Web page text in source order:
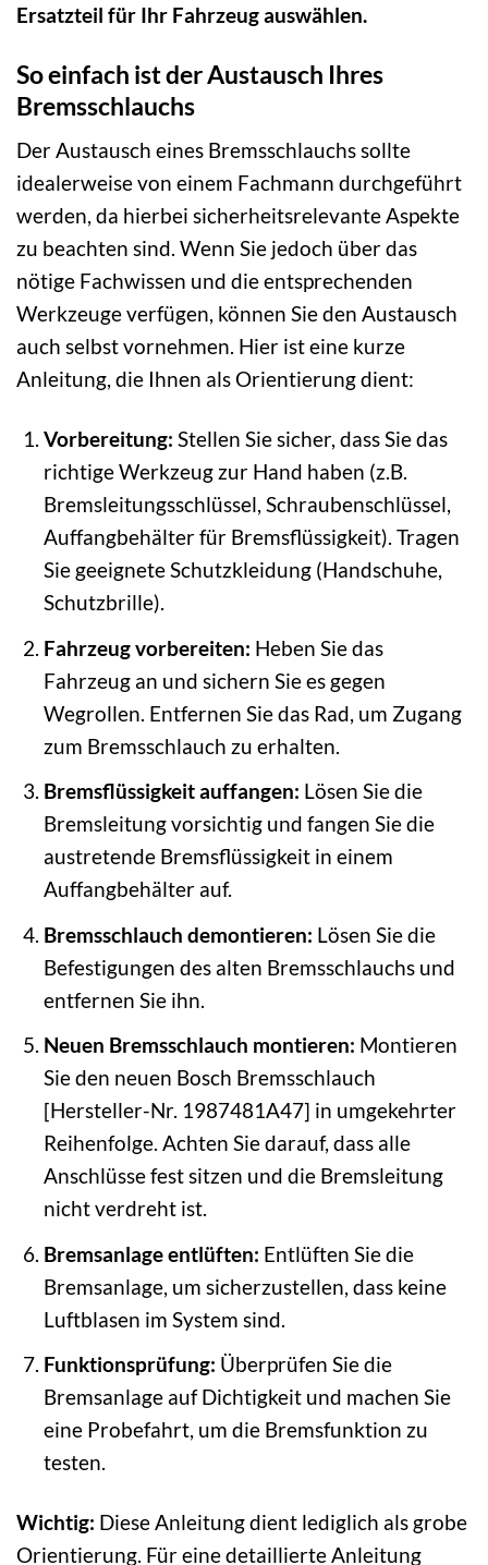
Ersatzteil für Ihr Fahrzeug auswählen.
So einfach ist der Austausch Ihres
Bremsschlauchs
Der Austausch eines Bremsschlauchs sollte
idealerweise von einem Fachmann durchgeführt
werden, da hierbei sicherheitsrelevante Aspekte
zu beachten sind. Wenn Sie jedoch über das
nötige Fachwissen und die entsprechenden
Werkzeuge verfügen, können Sie den Austausch
auch selbst vornehmen. Hier ist eine kurze
Anleitung, die Ihnen als Orientierung dient:
Vorbereitung: Stellen Sie sicher, dass Sie das
richtige Werkzeug zur Hand haben (z.B.
Bremsleitungsschlüssel, Schraubenschlüssel,
Auffangbehälter für Bremsflüssigkeit). Tragen
Sie geeignete Schutzkleidung (Handschuhe,
Schutzbrille).
Fahrzeug vorbereiten: Heben Sie das
Fahrzeug an und sichern Sie es gegen
Wegrollen. Entfernen Sie das Rad, um Zugang
zum Bremsschlauch zu erhalten.
Bremsflüssigkeit auffangen: Lösen Sie die
Bremsleitung vorsichtig und fangen Sie die
austretende Bremsflüssigkeit in einem
Auffangbehälter auf.
Bremsschlauch demontieren: Lösen Sie die
Befestigungen des alten Bremsschlauchs und
entfernen Sie ihn.
Neuen Bremsschlauch montieren: Montieren
Sie den neuen Bosch Bremsschlauch
[Hersteller-Nr. 1987481A47] in umgekehrter
Reihenfolge. Achten Sie darauf, dass alle
Anschlüsse fest sitzen und die Bremsleitung
nicht verdreht ist.
Bremsanlage entlüften: Entlüften Sie die
Bremsanlage, um sicherzustellen, dass keine
Luftblasen im System sind.
Funktionsprüfung: Überprüfen Sie die
Bremsanlage auf Dichtigkeit und machen Sie
eine Probefahrt, um die Bremsfunktion zu
testen.
Wichtig: Diese Anleitung dient lediglich als grobe
Orientierung. Für eine detaillierte Anleitung